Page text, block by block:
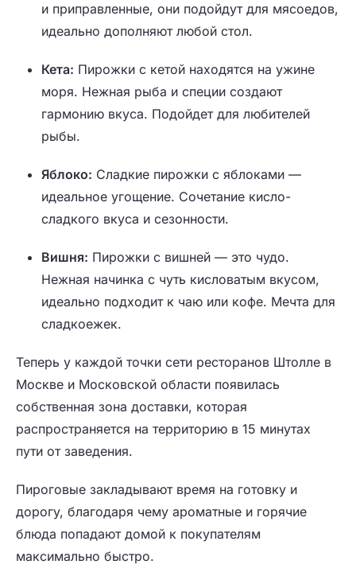
и приправленные, они подойдут для мясоедов,
идеально дополняют любой стол.
Кета: Пирожки с кетой находятся на ужине
моря. Нежная рыба и специи создают
гармонию вкуса. Подойдет для любителей
рыбы.
Яблоко: Сладкие пирожки с яблоками —
идеальное угощение. Сочетание кисло-
сладкого вкуса и сезонности.
Вишня: Пирожки с вишней — это чудо.
Нежная начинка с чуть кисловатым вкусом,
идеально подходит к чаю или кофе. Мечта для
сладкоежек.
Теперь у каждой точки сети ресторанов Штолле в
Москве и Московской области появилась
собственная зона доставки, которая
распространяется на территорию в 15 минутах
пути от заведения.
Пироговые закладывают время на готовку и
дорогу, благодаря чему ароматные и горячие
блюда попадают домой к покупателям
максимально быстро.